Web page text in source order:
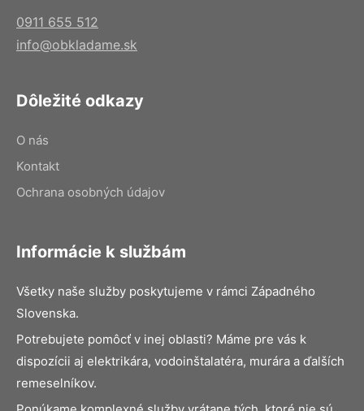
0911 655 512
info@obkladame.sk
Dôležité odkazy
O nás
Kontakt
Ochrana osobných údajov
Informácie k službám
Všetky naše služby poskytujeme v rámci Západného
Slovenska.
Potrebujete pomôcť v inej oblasti? Máme pre vás k
dispozícii aj elektrikára, vodoinštalatéra, murára a ďalších
remeselníkov.